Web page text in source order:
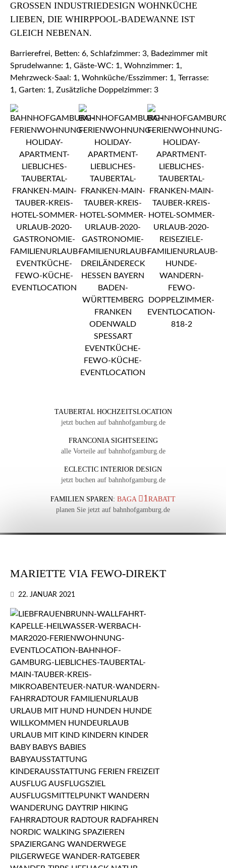
GROSSEN INDUSTRIEDESIGN WOHNKÜCHE L
IEBEN, DIE WHIRPPOOL-BADEWANNE IST G
LEICH NEBENAN.
Barrierefrei, Betten: 6, Schlafzimmer: 3, Badezimmer mit
Sprudelwanne: 1, Gäste-WC: 1, Wohnzimmer: 1,
Mehrzweck-Saal: 1, Wohnküche/Esszimmer: 1, Terrasse:
1, Garten: 1, Zusätzliche Doppelzimmer: 3
TAUBERTAL HOCHZEITSLOCATION
jetzt buchen auf bahnhofgamburg.de
FRANCONIA SIGHTSEEING
alle Vorteile auf bahnhofgamburg.de
ECLECTIC INTERIOR DESIGN
jetzt buchen auf bahnhofgamburg.de
FAMILIEN SPAREN: BAGA 1RABATT
planen Sie jetzt auf bahnhofgamburg.de
MARIETTE VIA FEWO-DIREKT
22. JANUAR 2021